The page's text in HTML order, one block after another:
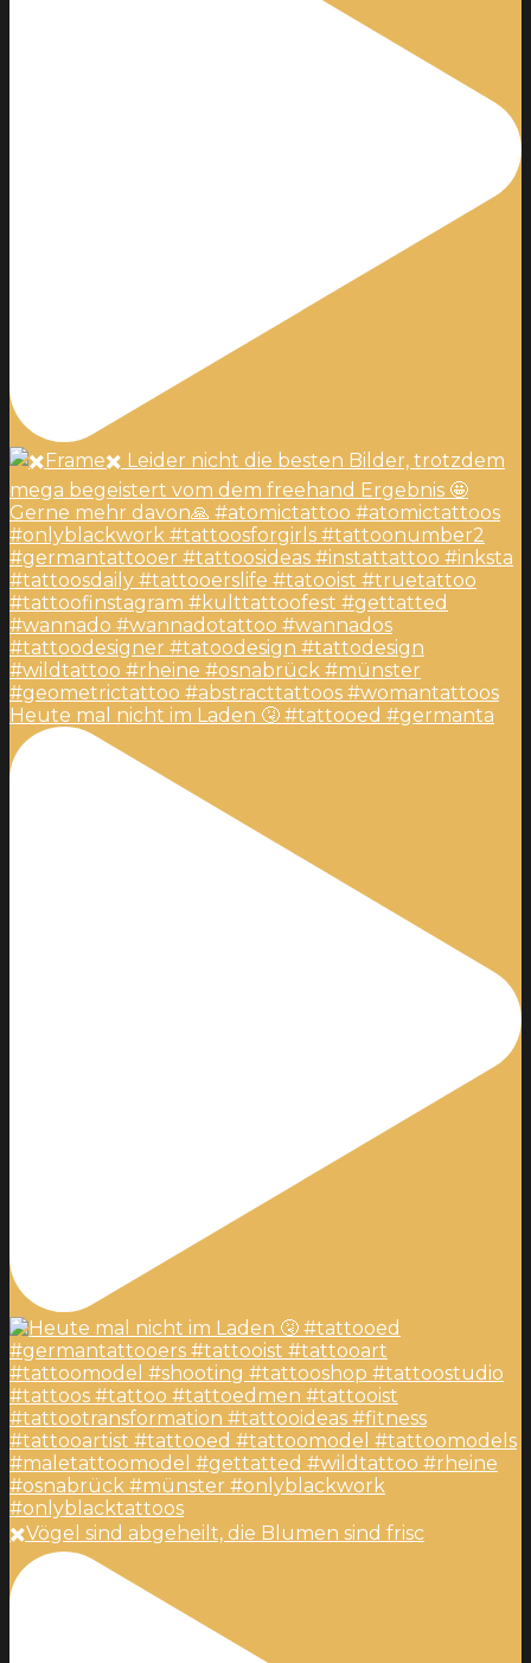
Heute mal nicht im Laden 🤧 #tattooed #germanta
✖️Vögel sind abgeheilt, die Blumen sind frisc